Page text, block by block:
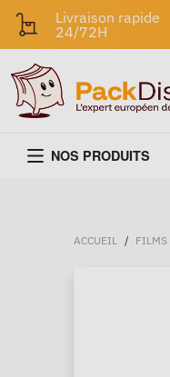
Livraison rapide
24/72H
NOS PRODUITS
ACCUEIL / FILMS